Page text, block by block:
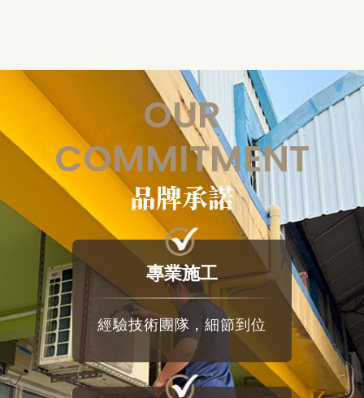
OUR
COMMITMENT
品牌承諾
專業施工
經驗技術團隊，細節到位